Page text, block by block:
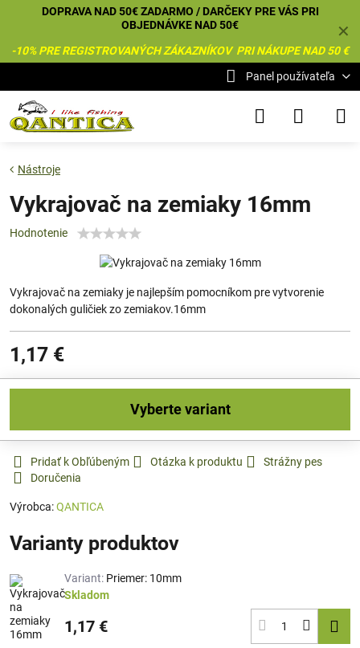
✕
DOPRAVA NAD 50€ ZADARMO / DARČEKY PRE VÁS PRI
OBJEDNÁVKE NAD 50€
-10% PRE REGISTROVANÝCH ZÁKAZNÍKOV PRI NÁKUPE NAD 50 €
Panel používateľa
Nástroje
Vykrajovač na zemiaky 16mm
Hodnotenie
Vykrajovač na zemiaky je najlepším pomocníkom pre vytvorenie
dokonalých guličiek zo zemiakov.16mm
1,17 €
Vyberte variant
Pridať k Obľúbeným Otázka k produktu
Strážny pes
Doručenia
Výrobca:QANTICA
Varianty produktov
Variant: Priemer: 10mm
Skladom
1,17 €